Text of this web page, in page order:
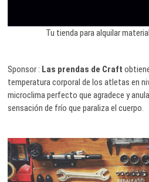
Tu tienda para alquilar
Sponsor : Las prendas de Craft
temperatura corporal de los atletas en
microclima perfecto que agradece y
sensación de frío que paraliza el cuerpo.